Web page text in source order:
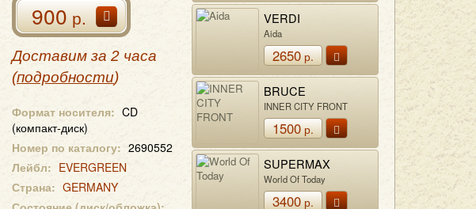
900р.
Доставим за 2 часа
(подробности)
Формат носителя: CD
(компакт-диск)
Номер по каталогу: 2690552
Лейбл: EVERGREEN
Страна: GERMANY
VERDI
Aida
2650р.
BRUCE
COCKBURN
INNER CITY FRONT
1500р.
SUPERMAX
World Of Today
3400р.